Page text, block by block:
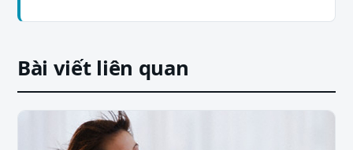
Bài viết liên quan